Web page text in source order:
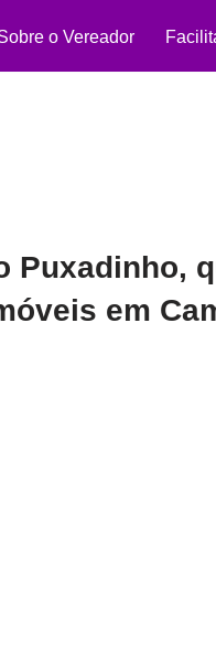
o Vereador
Puxadinho,
em